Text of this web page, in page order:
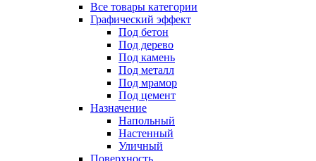
Все товары категории
Графический эффект
Под бетон
Под дерево
Под камень
Под металл
Под мрамор
Под цемент
Назначение
Напольный
Настенный
Уличный
Поверхность